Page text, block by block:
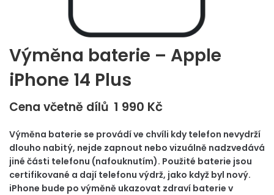
Výměna baterie – Apple
iPhone 14 Plus
Cena včetně dílů 1 990 Kč
Výměna baterie se provádí ve chvíli kdy telefon nevydrží
dlouho nabitý, nejde zapnout nebo vizuálně nadzvedává
jiné části telefonu (nafouknutím). Použité baterie jsou
certifikované a dají telefonu výdrž, jako když byl nový.
iPhone bude po výměně ukazovat zdraví baterie v